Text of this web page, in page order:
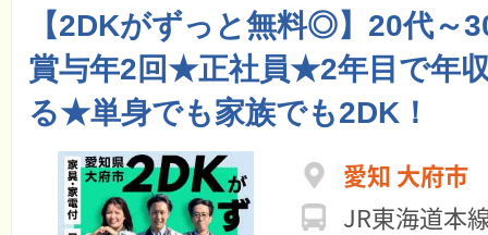
【2DKがずっと無料◎】20代～
賞与年2回★正社員★2年目で年
る★単身でも家族でも2DK！
愛知 大府市
JR東海道本